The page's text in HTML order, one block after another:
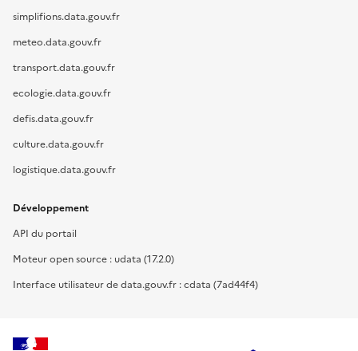
simplifions.data.gouv.fr
meteo.data.gouv.fr
transport.data.gouv.fr
ecologie.data.gouv.fr
defis.data.gouv.fr
culture.data.gouv.fr
logistique.data.gouv.fr
Développement
API du portail
Moteur open source : udata (17.2.0)
Interface utilisateur de data.gouv.fr : cdata (7ad44f4)